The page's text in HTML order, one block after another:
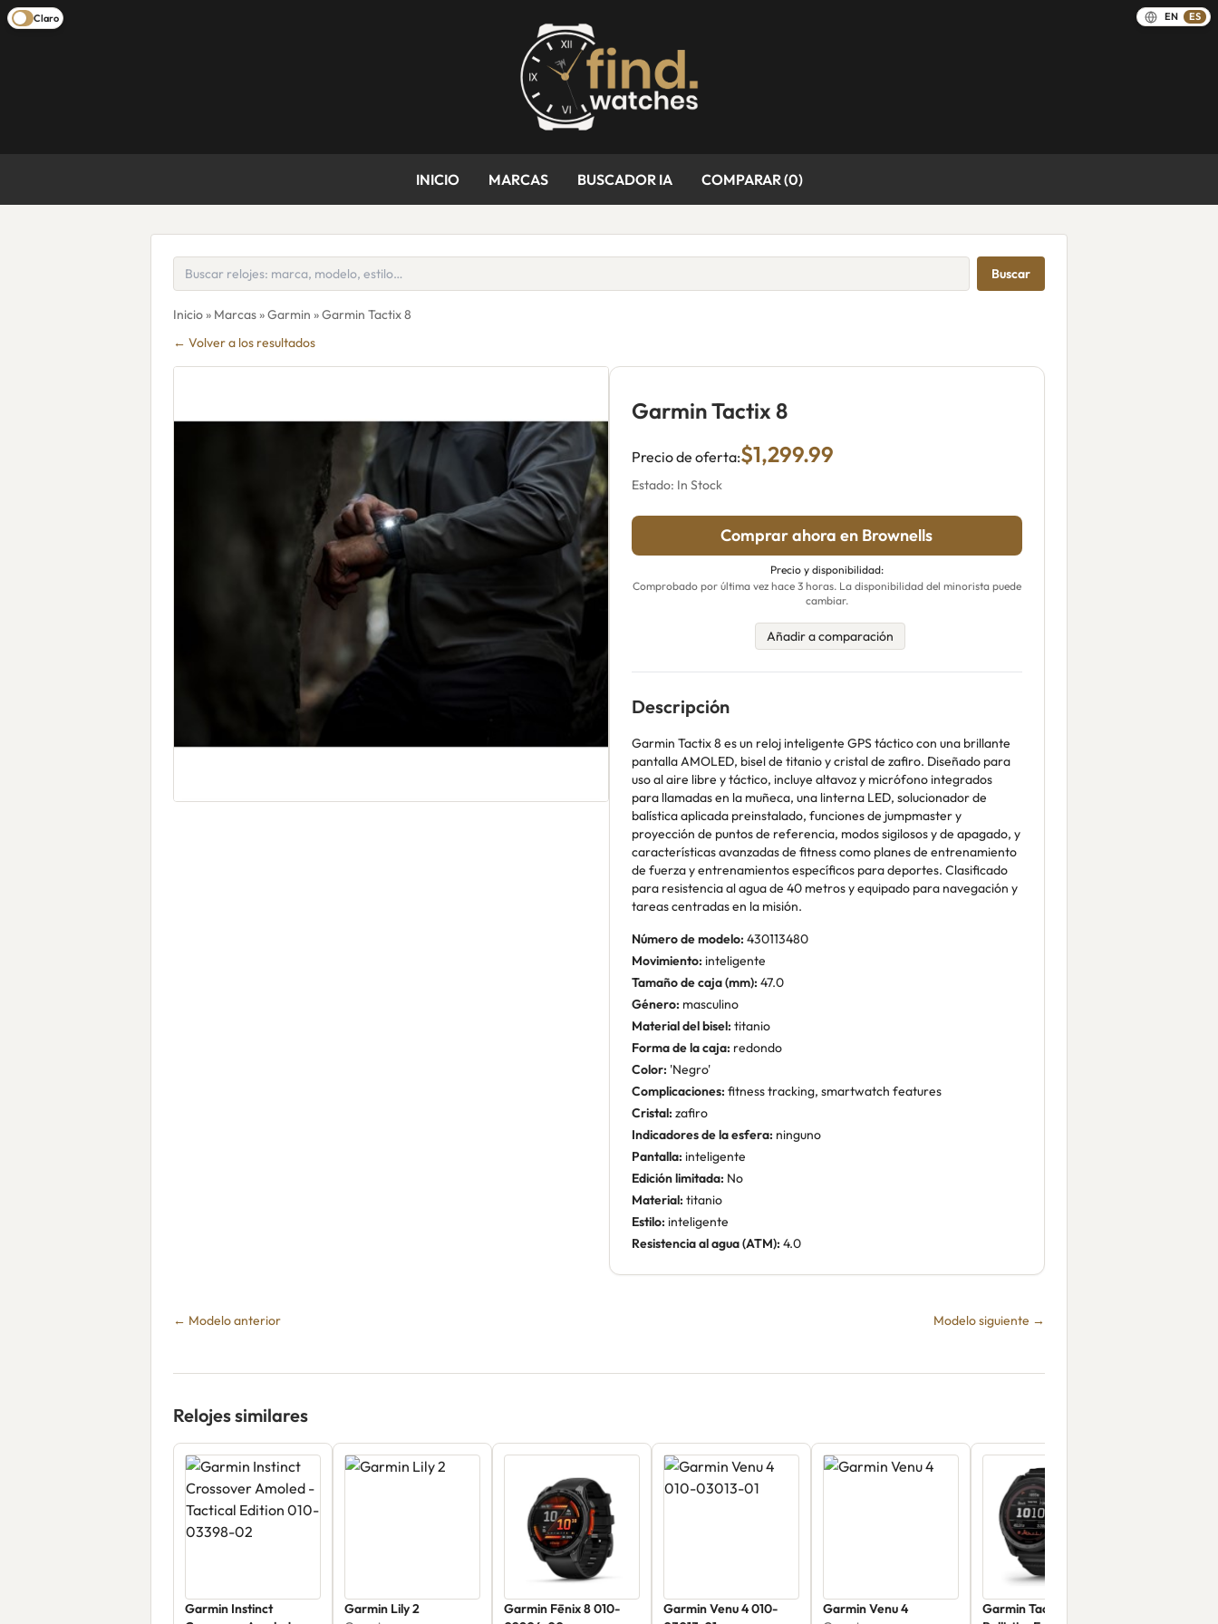
Claro EN ES
INICIO MARCAS BUSCADOR IA COMPARAR (0)
Buscar
Inicio» Marcas»Garmin » Garmin Tactix 8
← Volver a los resultados
Garmin Tactix 8
Precio de oferta:$1,299.99
Estado: In Stock
Comprar ahora en Brownells
Precio y disponibilidad:
Comprobado por última vez hace 3 horas. La disponibilidad del minorista puede
cambiar.
Añadir a comparación
Descripción
Garmin Tactix 8 es un reloj inteligente GPS táctico con una brillante
pantalla AMOLED, bisel de titanio y cristal de zafiro. Diseñado para
uso al aire libre y táctico, incluye altavoz y micrófono integrados
para llamadas en la muñeca, una linterna LED, solucionador de
balística aplicada preinstalado, funciones de jumpmaster y
proyección de puntos de referencia, modos sigilosos y de apagado, y
características avanzadas de fitness como planes de entrenamiento
de fuerza y entrenamientos específicos para deportes. Clasificado
para resistencia al agua de 40 metros y equipado para navegación y
tareas centradas en la misión.
Número de modelo: 430113480
Movimiento: inteligente
Tamaño de caja (mm): 47.0
Género: masculino
Material del bisel: titanio
Forma de la caja: redondo
Color: 'Negro'
Complicaciones: fitness tracking, smartwatch features
Cristal: zafiro
Indicadores de la esfera: ninguno
Pantalla: inteligente
Edición limitada: No
Material: titanio
Estilo: inteligente
Resistencia al agua (ATM): 4.0
← Modelo anterior Modelo siguiente →
Relojes similares
Garmin Instinct
Garmin Lily 2
Garmin Fēnix 8 010-
Garmin Venu 4 010-
Garmin Venu 4
Garmin Tactix 7 Pro